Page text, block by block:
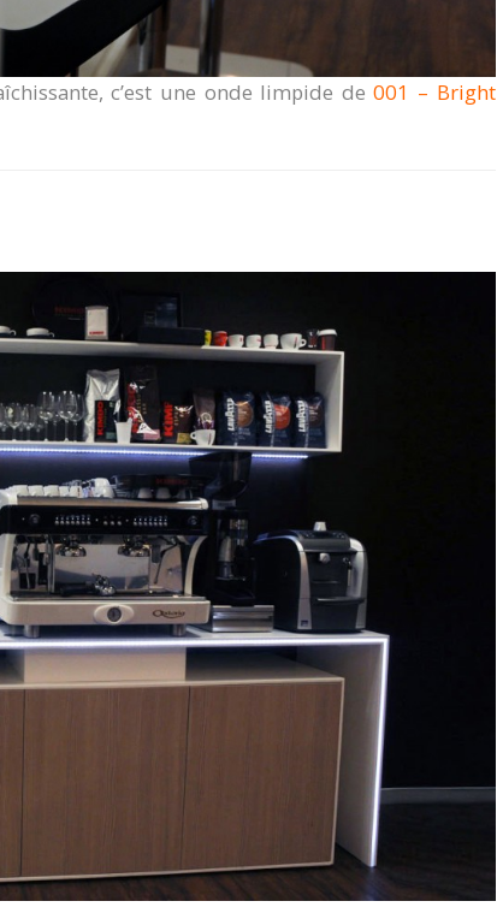
c’est une onde limpide de001 – Bright